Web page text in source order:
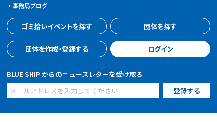
事務局ブログ
ゴミ拾いイベントを探す 団体を探す
団体を作成・登録する ログイン
BLUE SHIP からのニュースレターを受け取る